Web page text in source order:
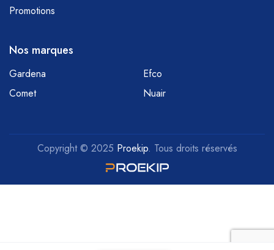
Promotions
Nos marques
Gardena
Efco
Comet
Nuair
Copyright © 2025 Proekip. Tous droits réservés